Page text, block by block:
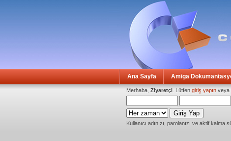
Ana Sayfa Amiga
Merhaba, Ziyaretçi . Lütfen giriş yapın veya
Kullanıcı adınızı, parolanızı ve aktif kalma